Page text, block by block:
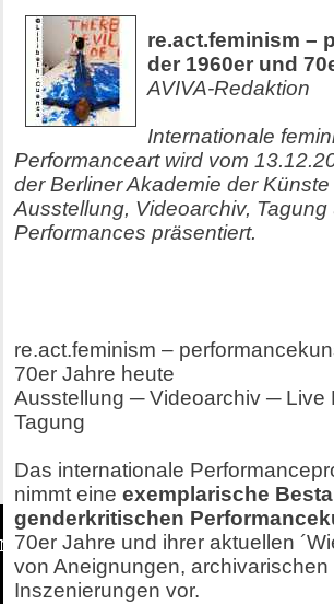
re.act.feminism –
der 1960er und
AVIVA-Redaktion
Internationale
Performanceart wird vom
der Berliner Akademie der
Ausstellung, Videoarchiv, Tagung
Performances präsentiert.
re.act.feminism –
70er Jahre heute
Ausstellung ─ Videoarchiv ─ Live
Tagung
Das internationale
nimmt eine exemplarische
genderkritischen
70er Jahre und ihrer aktuellen
von Aneignungen,
Inszenierungen vor.